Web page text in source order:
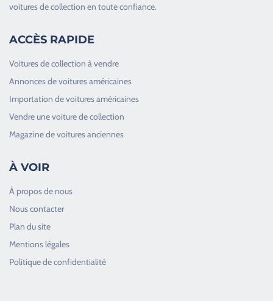
voitures de collection en toute confiance.
ACCÈS RAPIDE
Voitures de collection à vendre
Annonces de voitures américaines
Importation de voitures américaines
Vendre une voiture de collection
Magazine de voitures anciennes
À VOIR
À propos de nous
Nous contacter
Plan du site
Mentions légales
Politique de confidentialité
Toujours heureux d'aider les passionnés